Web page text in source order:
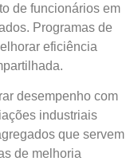
de funcionários em
Programas de
eficiência
desempenho com
industriais
que servem
de melhoria